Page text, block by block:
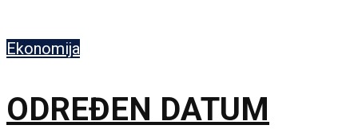
Ekonomija
ODREĐEN DATUM